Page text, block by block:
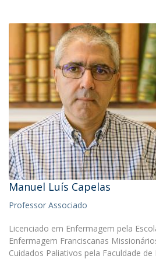
Manuel Luís Capelas
Professor Associado
Licenciado em Enfermagem pela
Enfermagem Franciscanas
Cuidados Paliativos pela Faculdade